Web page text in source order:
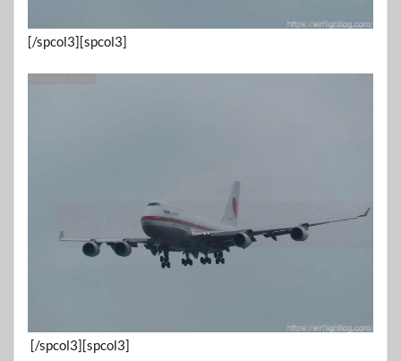
[/spcol3][spcol3]
[/spcol3][spcol3]